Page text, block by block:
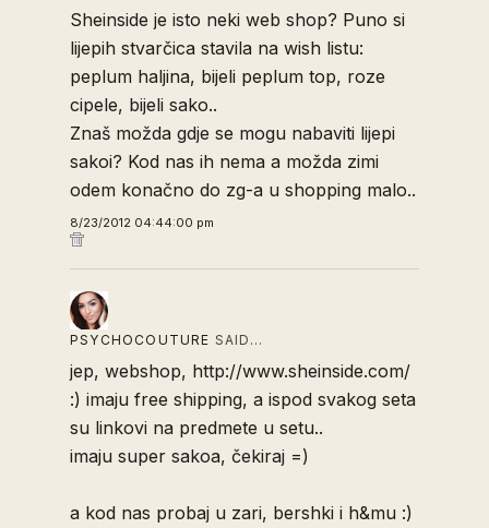
Sheinside je isto neki web shop? Puno si
lijepih stvarčica stavila na wish listu:
peplum haljina, bijeli peplum top, roze
cipele, bijeli sako..
Znaš možda gdje se mogu nabaviti lijepi
sakoi? Kod nas ih nema a možda zimi
odem konačno do zg-a u shopping malo..
8/23/2012 04:44:00 pm
PSYCHOCOUTURE SAID…
jep, webshop, http://www.sheinside.com/
:) imaju free shipping, a ispod svakog seta
su linkovi na predmete u setu..
imaju super sakoa, čekiraj =)
a kod nas probaj u zari, bershki i h&mu :)